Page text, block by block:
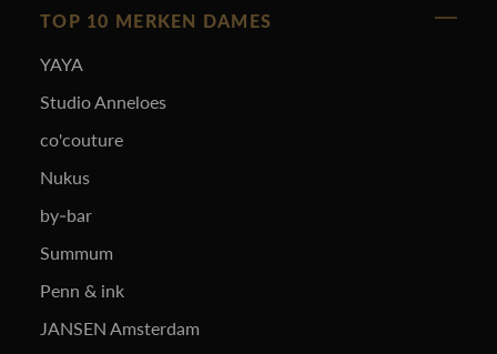
TOP 10 MERKEN DAMES
YAYA
Studio Anneloes
co'couture
Nukus
by-bar
Summum
Penn & ink
JANSEN Amsterdam